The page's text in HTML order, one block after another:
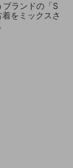
ランドの「S
をミックスさ